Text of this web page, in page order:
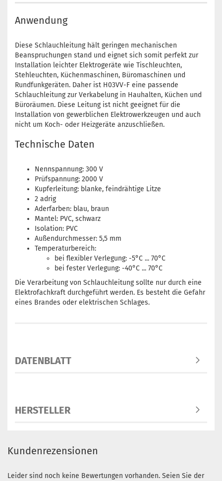
Anwendung
Diese Schlauchleitung hält geringen mechanischen
Beanspruchungen stand und eignet sich somit perfekt zur
Installation leichter Elektrogeräte wie Tischleuchten,
Stehleuchten, Küchenmaschinen, Büromaschinen und
Rundfunkgeräten. Daher ist H03VV-F eine passende
Schlauchleitung zur Verkabelung in Hauhalten, Küchen und
Büroräumen. Diese Leitung ist nicht geeignet für die
Installation von gewerblichen Elektrowerkzeugen und auch
nicht um Koch- oder Heizgeräte anzuschließen.
Technische Daten
Nennspannung: 300 V
Prüfspannung: 2000 V
Kupferleitung: blanke, feindrähtige Litze
2 adrig
Aderfarben: blau, braun
Mantel: PVC, schwarz
Isolation: PVC
Außendurchmesser: 5,5 mm
Temperaturbereich:
bei flexibler Verlegung: -5°C ... 70°C
bei fester Verlegung: -40°C ... 70°C
Die Verarbeitung von Schlauchleitung sollte nur durch eine
Elektrofachkraft durchgeführt werden. Es besteht die Gefahr
eines Brandes oder elektrischen Schlages.
DATENBLATT
HERSTELLER
Kundenrezensionen
Leider sind noch keine Bewertungen vorhanden. Seien Sie der